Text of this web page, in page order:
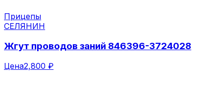
Прицепы
СЕЛЯНИН
Жгут проводов заний 846396-3724028
Цена2,800 ₽